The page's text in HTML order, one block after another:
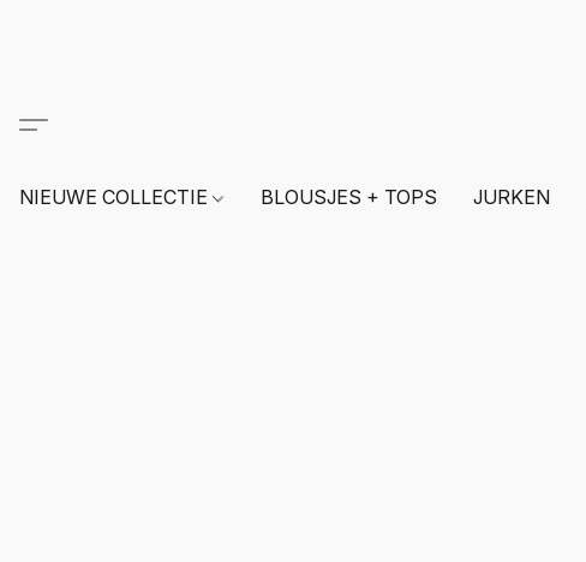
NIEUWE COLLECTIE BLOUSJES + TOPS JURKEN